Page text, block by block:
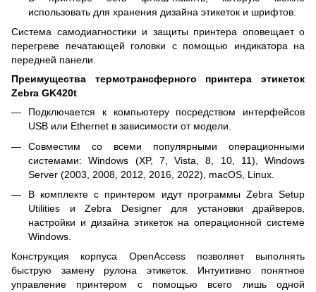
использовать для хранения дизайна этикеток и шрифтов.
Система самодиагностики и защиты принтера оповещает о
перегреве печатающей головки с помощью индикатора на
передней панели.
Преимущества термотрансферного принтера этикеток
Zebra GK420t
Подключается к компьютеру посредством интерфейсов
USB или Ethernet в зависимости от модели.
Совместим со всеми популярными операционными
системами: Windows (XP, 7, Vista, 8, 10, 11), Windows
Server (2003, 2008, 2012, 2016, 2022), macOS, Linux.
В комплекте с принтером идут программы Zebra Setup
Utilities и Zebra Designer для установки драйверов,
настройки и дизайна этикеток на операционной системе
Windows.
Конструкция корпуса OpenAccess позволяет выполнять
быструю замену рулона этикеток. Интуитивно понятное
управление принтером с помощью всего лишь одной